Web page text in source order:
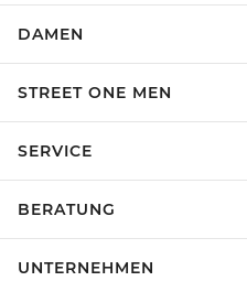
DAMEN
STREET ONE MEN
SERVICE
BERATUNG
UNTERNEHMEN